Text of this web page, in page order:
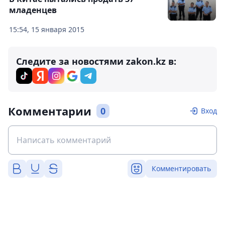
15:54, 15 января 2015
младенцев
Следите за новостями zakon.kz в:
Комментарии 0 Вход
Комментировать